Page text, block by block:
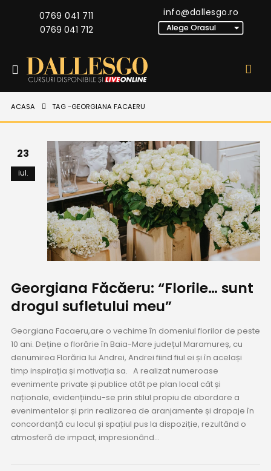
0769 041 711
0769 041 712
info@dallesgo.ro
ACASA TAG -GEORGIANA FACAERU
23
iul.
Georgiana Făcăeru: “Florile… sunt
drogul sufletului meu”
Georgiana Facaeru,are o vechime în domeniul florilor de peste
10 ani. Deține o florărie în Baia-Mare județul Maramureș, cu
denumirea Florăria lui Andrei, Andrei fiind fiul ei și în același
timp inspirația și motivația sa. A realizat numeroase
evenimente private și publice atât pe plan local cât și
naționale, evidențiindu-se prin stilul propiu de abordare a
evenimentelor și prin realizarea de aranjamente și drapaje în
concordanță cu locul și spațiul pus la dispoziție, rezultând o
atmosferă de impact, impresionând...